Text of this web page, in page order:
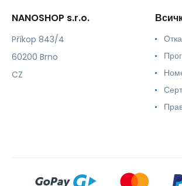
NANOSHOP s.r.o.
Příkop 843/4
60200 Brno
CZ